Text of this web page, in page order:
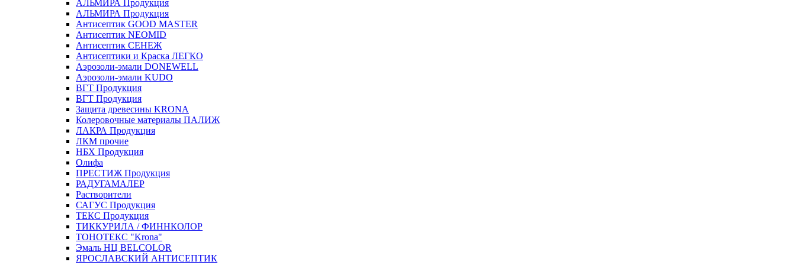
АЛЬМИРА Продукция
АЛЬМИРА Продукция
Антисептик GOOD MASTER
Антисептик NEOMID
Антисептик СЕНЕЖ
Антисептики и Краска ЛЕГКО
Аэрозоли-эмали DONEWELL
Аэрозоли-эмали KUDO
ВГТ Продукция
ВГТ Продукция
Защита древесины KRONA
Колеровочные материалы ПАЛИЖ
ЛАКРА Продукция
ЛКМ прочие
НБХ Продукция
Олифа
ПРЕСТИЖ Продукция
РАДУГАМАЛЕР
Растворители
САГУС Продукция
ТЕКС Продукция
ТИККУРИЛА / ФИННКОЛОР
ТОНОТЕКС "Krona"
Эмаль НЦ BELCOLOR
ЯРОСЛАВСКИЙ АНТИСЕПТИК